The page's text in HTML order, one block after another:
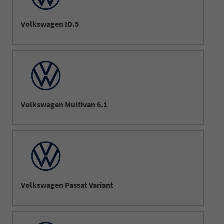
Volkswagen ID.5
Volkswagen Multivan 6.1
Volkswagen Passat Variant